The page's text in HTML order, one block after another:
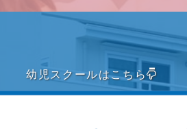
幼児スクールはこちら